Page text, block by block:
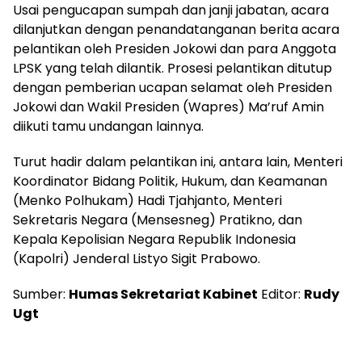
Usai pengucapan sumpah dan janji jabatan, acara
dilanjutkan dengan penandatanganan berita acara
pelantikan oleh Presiden Jokowi dan para Anggota
LPSK yang telah dilantik. Prosesi pelantikan ditutup
dengan pemberian ucapan selamat oleh Presiden
Jokowi dan Wakil Presiden (Wapres) Ma’ruf Amin
diikuti tamu undangan lainnya.
Turut hadir dalam pelantikan ini, antara lain, Menteri
Koordinator Bidang Politik, Hukum, dan Keamanan
(Menko Polhukam) Hadi Tjahjanto, Menteri
Sekretaris Negara (Mensesneg) Pratikno, dan
Kepala Kepolisian Negara Republik Indonesia
(Kapolri) Jenderal Listyo Sigit Prabowo.
Sumber: Humas Sekretariat Kabinet Editor: Rudy
Ugt